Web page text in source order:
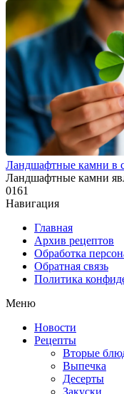
Ландшафтные камни в
Ландшафтные камни
0161
Навигация
Главная
Архив рецептов
Обработка
Обратная связь
Политика
Меню
Новости
Рецепты
Вторые
Выпечка
Десерты